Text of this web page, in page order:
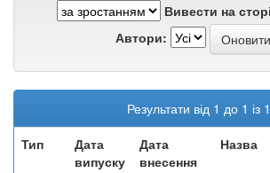
Вивести на
Автори:
Результати від 1 до 1 із 1
Тип
Дата
випуску
Дата
внесення
Назва